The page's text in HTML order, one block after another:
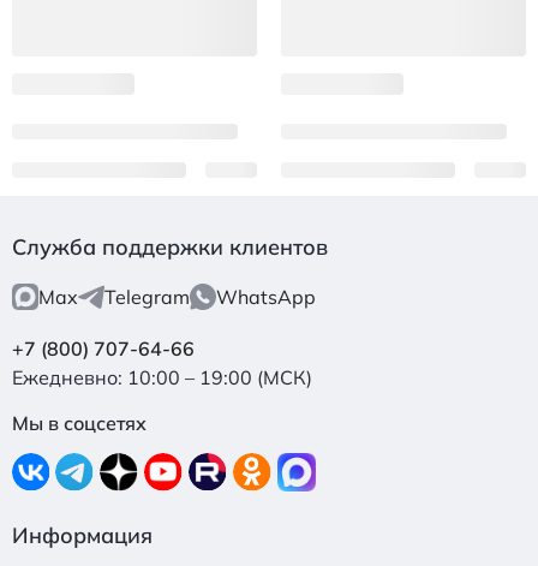
Служба поддержки клиентов
Max Telegram WhatsApp
+7 (800) 707-64-66
Ежедневно: 10:00 – 19:00 (МСК)
Мы в соцсетях
Информация